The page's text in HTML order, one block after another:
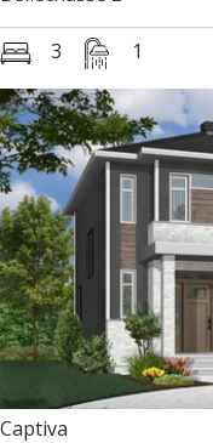
3 1
Captiva